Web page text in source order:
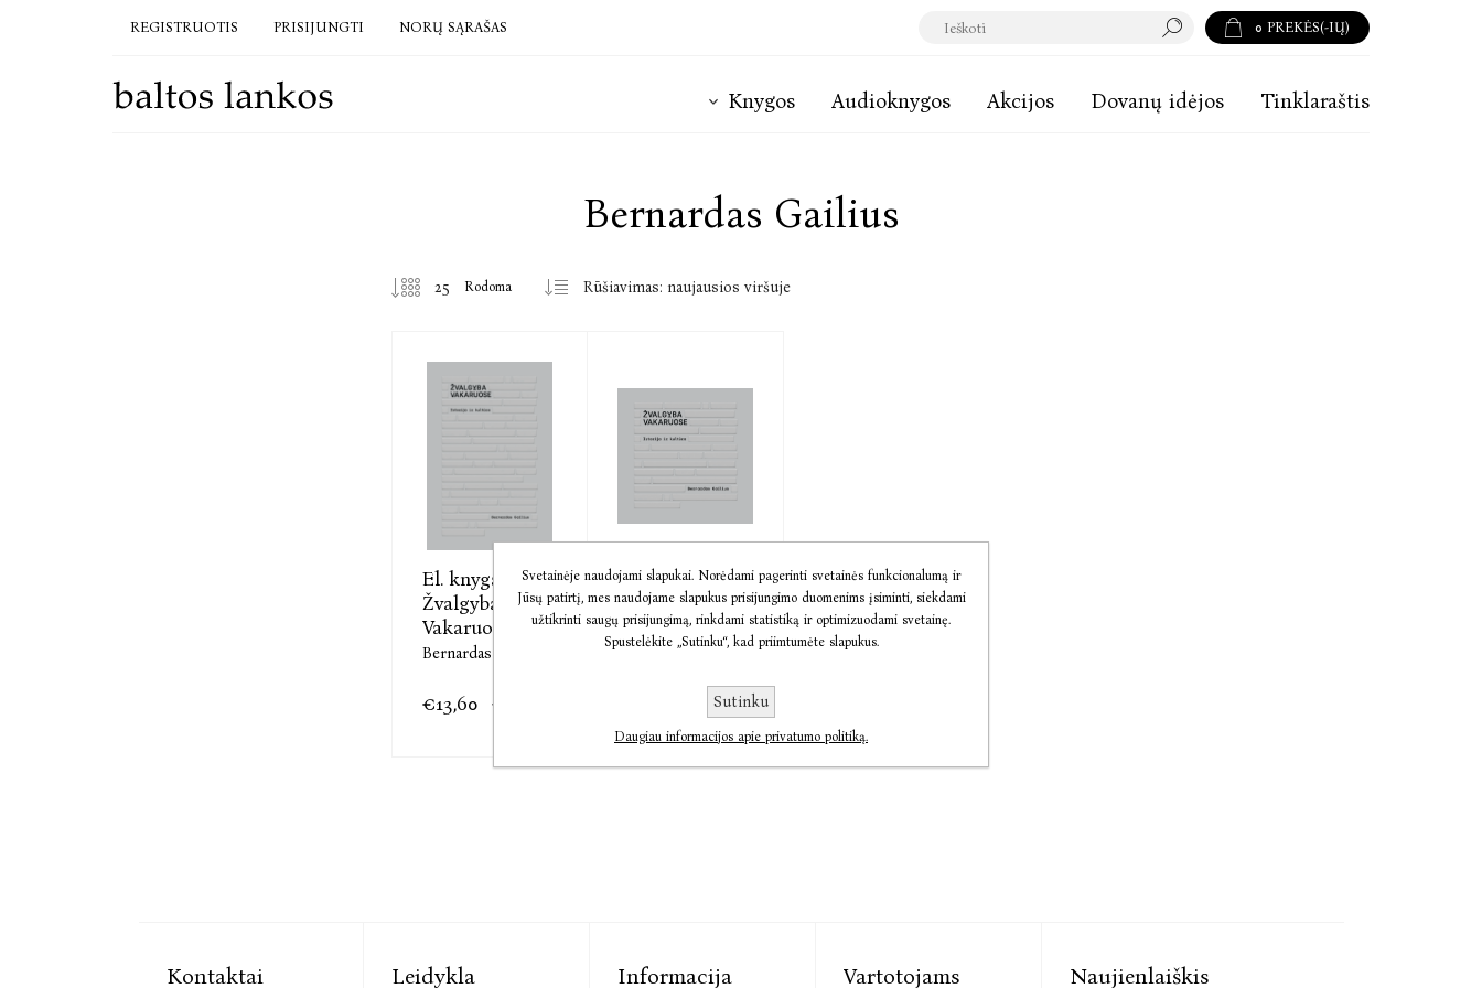
REGISTRUOTIS PRISIJUNGTI NORŲ SĄRAŠAS 0 PREKĖS(-IŲ)
Knygos Audioknygos Akcijos Dovanų idėjos Tinklaraštis
Bernardas Gailius
Rodoma
El. knyga
Žvalgyba
Vakaruose.
Bernardas Gailius
€13,60 €17,00
Audio Žvalgyba
Vakaruose. ...
Bernardas Gailius
€17,34
Kontaktai Leidykla Informacija Vartotojams Naujienlaiškis
Svetainėje naudojami slapukai. Norėdami pagerinti svetainės funkcionalumą ir
Jūsų patirtį, mes naudojame slapukus prisijungimo duomenims įsiminti, siekdami
užtikrinti saugų prisijungimą, rinkdami statistiką ir optimizuodami svetainę.
Spustelėkite „Sutinku“, kad priimtumėte slapukus.
Sutinku
Daugiau informacijos apie privatumo politiką.